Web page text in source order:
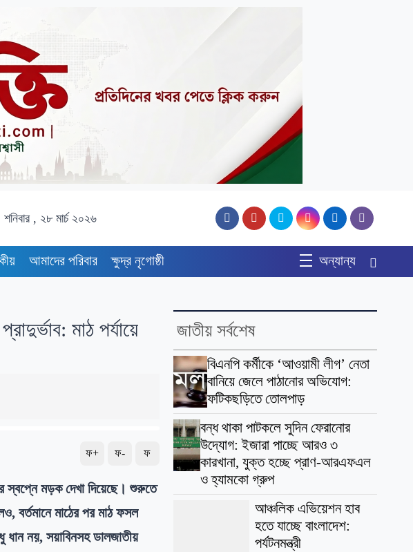
শনিবার , ২৮ মার্চ ২০২৬
আমাদের পরিবার ক্ষুদ্র নৃগোষ্ঠী অন্যান্য
মাঠ পর্যায়ে
ফ+ ফ- ফ
স্বপ্নে মড়ক দেখা দিয়েছে। শুরুতে
বর্তমানে মাঠের পর মাঠ ফসল
ধান নয়, সয়াবিনসহ ডালজাতীয়
জাতীয় সর্বশেষ
বিএনপি কর্মীকে ‘আওয়ামী লীগ’ নেতা
বানিয়ে জেলে পাঠানোর অভিযোগ:
ফটিকছড়িতে তোলপাড়
বন্ধ থাকা পাটকলে সুদিন ফেরানোর
উদ্যোগ: ইজারা পাচ্ছে আরও ৩
কারখানা, যুক্ত হচ্ছে প্রাণ-আরএফএল
ও হ্যামকো গ্রুপ
আঞ্চলিক এভিয়েশন হাব
হতে যাচ্ছে বাংলাদেশ:
পর্যটনমন্ত্রী